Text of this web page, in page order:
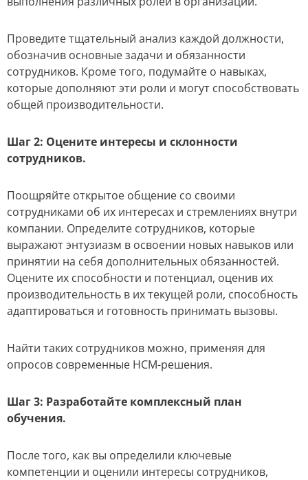
Проведите тщательный анализ каждой должности,
обозначив основные задачи и обязанности
сотрудников. Кроме того, подумайте о навыках,
которые дополняют эти роли и могут способствовать
общей производительности.
Шаг 2: Оцените интересы и склонности
сотрудников.
Поощряйте открытое общение со своими
сотрудниками об их интересах и стремлениях внутри
компании. Определите сотрудников, которые
выражают энтузиазм в освоении новых навыков или
принятии на себя дополнительных обязанностей.
Оцените их способности и потенциал, оценив их
производительность в их текущей роли, способность
адаптироваться и готовность принимать вызовы.
Найти таких сотрудников можно, применяя для
опросов современные HCM-решения.
Шаг 3: Разработайте комплексный план
обучения.
После того, как вы определили ключевые
компетенции и оценили интересы сотрудников,